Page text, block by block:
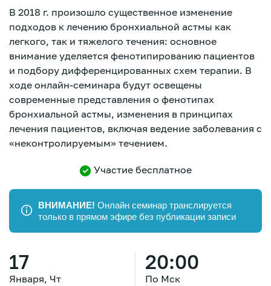
Зарегистрироваться
17
Января, Чт
20:00
По Мск
В 2018 г. произошло существенное изменение
подходов к лечению бронхиальной астмы как
легкого, так и тяжелого течения: основное
внимание уделяется фенотипированию пациентов
и подбору дифференцированных схем терапии. В
ходе онлайн-семинара будут освещены
современные представления о фенотипах
бронхиальной астмы, изменения в принципах
лечения пациентов, включая ведение заболевания с
«неконтролируемым» течением.
Участие бесплатное
ВНИМАНИЕ! Онлайн семинар транслируется
только в прямом эфире без публикации записи